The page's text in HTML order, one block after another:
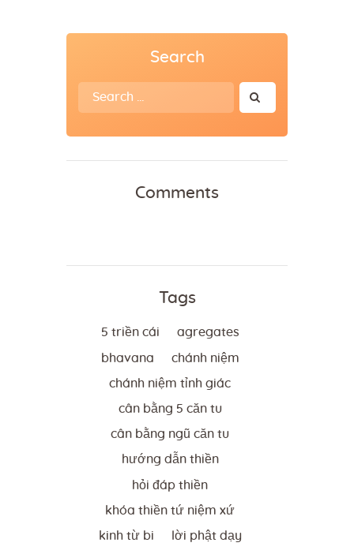
Search
Search
for:
Comments
Tags
5 triền cái agregates
bhavana chánh niệm
chánh niệm tỉnh giác
cân bằng 5 căn tu
cân bằng ngũ căn tu
hướng dẫn thiền
hỏi đáp thiền
khóa thiền tứ niệm xứ
kinh từ bi lời phật dạy